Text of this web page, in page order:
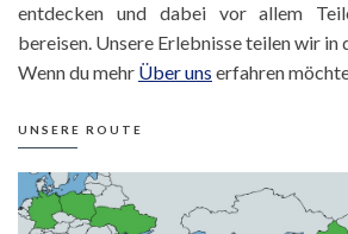
entdecken und dabei vor allem
bereisen. Unsere Erlebnisse teilen wir in
Wenn du mehr Über uns erfahren
UNSERE ROUTE